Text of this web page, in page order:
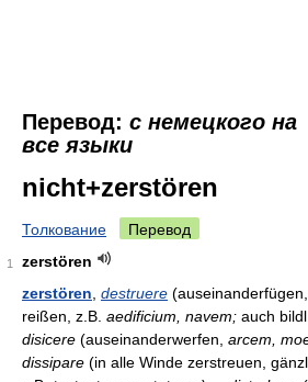
Перевод: с немецкого на
все языки
nicht+zerstören
Толкование Перевод
1
zerstören
zerstören destruere
reißen, z.B. aedificium, navem; auch
disicere (auseinanderwerfen, arcem,
dissipare (in alle Winde zerstreuen,